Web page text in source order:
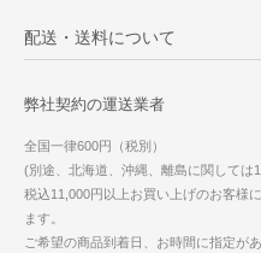
配送・送料について
弊社契約の運送業者
全国一律600円（税別）
(別途、北海道、沖縄、離島に関しては
税込11,000円以上お買い上げのお客様
ます。
ご希望の商品到着日、お時間に指定が